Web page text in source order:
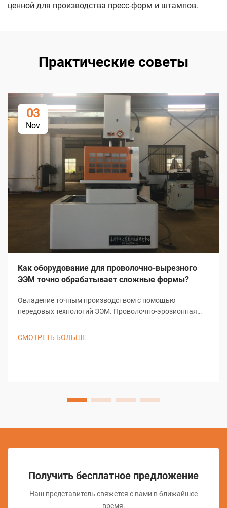
ценной для производства пресс-форм и штампов.
Практические советы
03
Nov
Как оборудование для проволочно-вырезного
ЭЭМ точно обрабатывает сложные формы?
Овладение точным производством с помощью
передовых технологий ЭЭМ. Проволочно-эрозионная
возможности при создании сложных форм и
СМОТРЕТЬ БОЛЬШЕ
Получить бесплатное предложение
Наш представитель свяжется с вами в ближайшее
время.